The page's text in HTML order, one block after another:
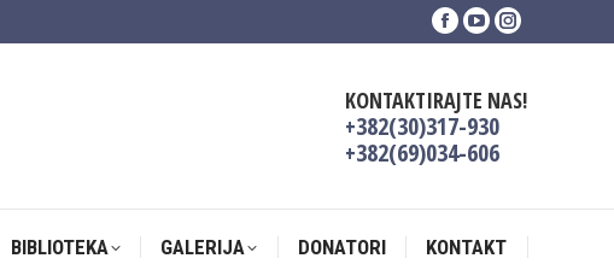
Facebook
in
new
window
YouTube
in
new
window
Instagram
in
KONTAKTIRAJTE NAS!
+382(30)317-930
+382(69)034-606
BIBLIOTEKA GALERIJA DONATORI KONTAKT
BIBLIOTEKA GALERIJA DONATORI KONTAKT